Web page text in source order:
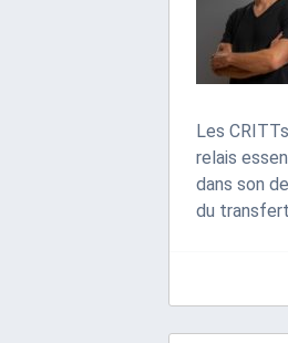
Les
relais
dans son
du